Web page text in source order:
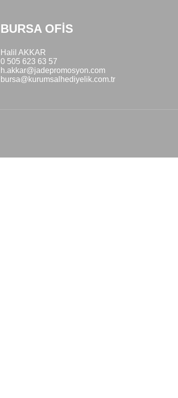
BURSA OFİS
Halil AKKAR
0 505 623 63 57
h.akkar@jadepromosyon.com
bursa@kurumsalhediyelik.com.tr